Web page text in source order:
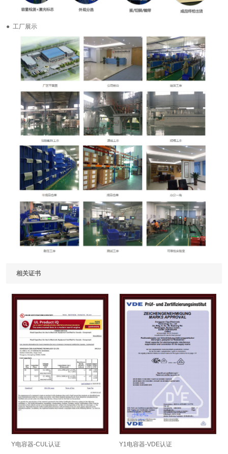
● 工厂展示
相关证书
Y电容器-CUL认证 Y1电容器-VDE认证